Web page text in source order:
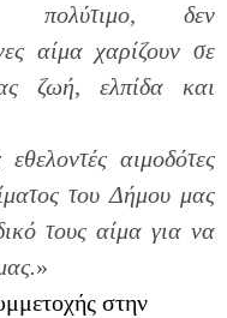
πολύτιμο, δεν
αίμα χαρίζουν σε
ζωή, ελπίδα και
αιμοδότες
του Δήμου μας
τους αίμα για να
»
στην